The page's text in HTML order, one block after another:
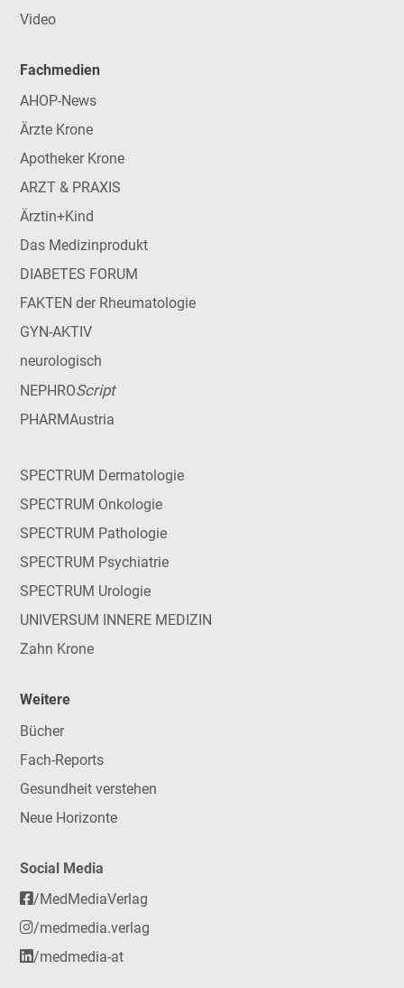
Video
Fachmedien
AHOP-News
Ärzte Krone
Apotheker Krone
ARZT & PRAXIS
Ärztin+Kind
Das Medizinprodukt
DIABETES FORUM
FAKTEN der Rheumatologie
GYN-AKTIV
neurologisch
NEPHROScript
PHARMAustria
SPECTRUM Dermatologie
SPECTRUM Onkologie
SPECTRUM Pathologie
SPECTRUM Psychiatrie
SPECTRUM Urologie
UNIVERSUM INNERE MEDIZIN
Zahn Krone
Weitere
Bücher
Fach-Reports
Gesundheit verstehen
Neue Horizonte
Social Media
/MedMediaVerlag
/medmedia.verlag
/medmedia-at